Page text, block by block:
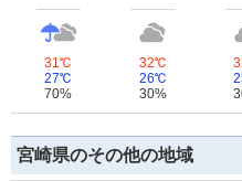
31℃
27℃
70%
32℃
26℃
30%
宮崎県のその他の地域